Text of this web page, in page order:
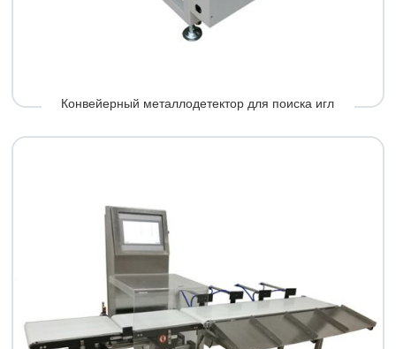
Конвейерный металлодетектор для поиска игл